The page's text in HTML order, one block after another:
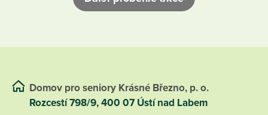
Domov pro seniory Krásné Březno, p. o.
Rozcestí 798/9, 400 07 Ústí nad Labem